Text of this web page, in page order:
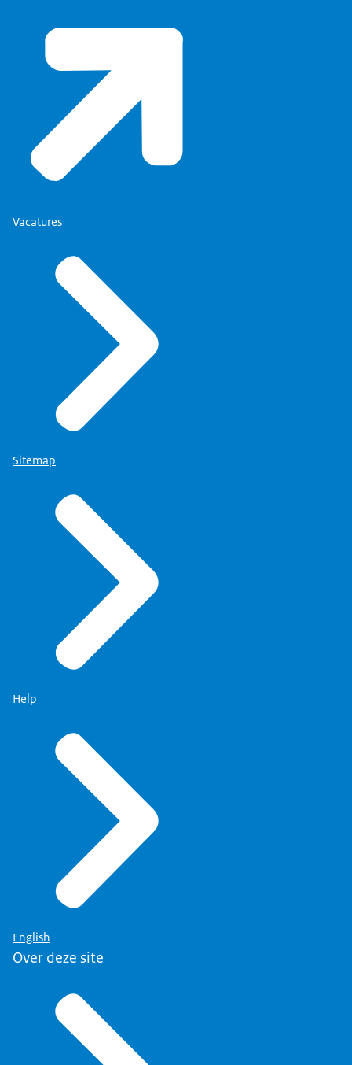
Vacatures
Sitemap
Help
English
Over deze site